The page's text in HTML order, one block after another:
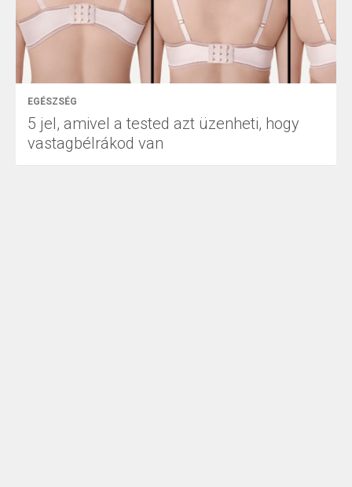
EGÉSZSÉG
5 jel, amivel a tested azt üzenheti, hogy
vastagbélrákod van